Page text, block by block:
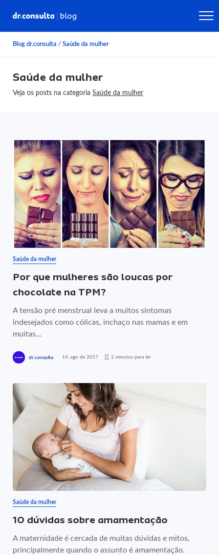
Blog dr.consulta / Saúde da mulher
Saúde da mulher
Veja os posts na categoriaSaúde da mulher
Saúde da mulher
Por que mulheres são loucas por
chocolate na TPM?
A tensão pré menstrual leva a muitos sintomas
indesejados como cólicas, inchaço nas mamas e em
muitas...
dr.consulta 14, ago de 2017 2 minutos para ler
Saúde da mulher
10 dúvidas sobre amamentação
A maternidade é cercada de muitas dúvidas e mitos,
principalmente quando o assunto é amamentação.